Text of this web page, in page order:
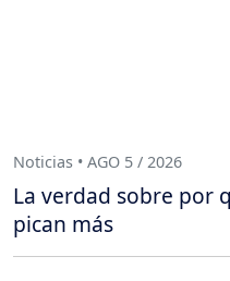
Noticias • AGO 5 / 2026
La verdad sobre por
pican más